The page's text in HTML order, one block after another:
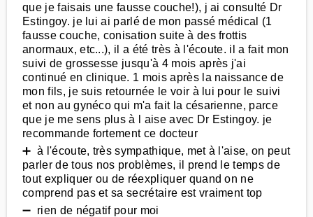
que je faisais une fausse couche!), j ai consulté Dr
Estingoy. je lui ai parlé de mon passé médical (1
fausse couche, conisation suite à des frottis
anormaux, etc...), il a été très à l'écoute. il a fait mon
suivi de grossesse jusqu'à 4 mois après j'ai
continué en clinique. 1 mois après la naissance de
mon fils, je suis retournée le voir à lui pour le suivi
et non au gynéco qui m'a fait la césarienne, parce
que je me sens plus à l aise avec Dr Estingoy. je
recommande fortement ce docteur
➕ à l'écoute, très sympathique, met à l'aise, on peut
parler de tous nos problèmes, il prend le temps de
tout expliquer ou de réexpliquer quand on ne
comprend pas et sa secrétaire est vraiment top
➖ rien de négatif pour moi